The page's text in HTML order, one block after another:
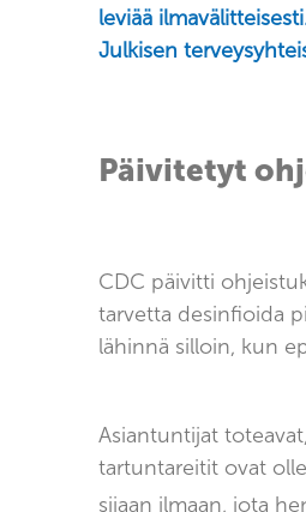
leviää
Julkisen
Päivitetyt
CDC päivitti
tarvetta desinfioida
lähinnä silloin, kun
Asiantuntijat
tartuntareitit ovat
sijaan ilmaan, jota